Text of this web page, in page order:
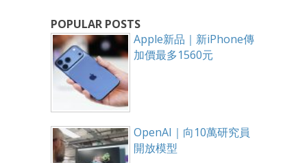
POPULAR POSTS
Apple新品｜新iPhone傳
加價最多1560元
OpenAI｜向10萬研究員
開放模型